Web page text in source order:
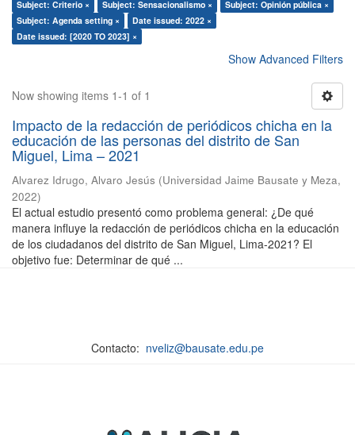
Subject: Criterio ×
Subject: Sensacionalismo ×
Subject: Opinión pública ×
Subject: Agenda setting ×
Date issued: 2022 ×
Date issued: [2020 TO 2023] ×
Show Advanced Filters
Now showing items 1-1 of 1
Impacto de la redacción de periódicos chicha en la
educación de las personas del distrito de San
Miguel, Lima – 2021
Alvarez Idrugo, Alvaro Jesús (Universidad Jaime Bausate y Meza,
2022)
El actual estudio presentó como problema general: ¿De qué
manera influye la redacción de periódicos chicha en la educación
de los ciudadanos del distrito de San Miguel, Lima-2021? El
objetivo fue: Determinar de qué ...
Contacto: nveliz@bausate.edu.pe